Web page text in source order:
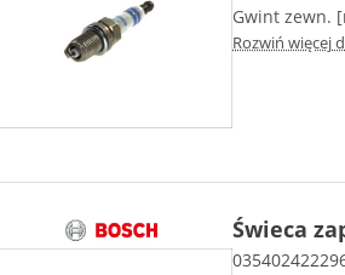
Gwint zewn.
Rozwiń więcej
Świeca